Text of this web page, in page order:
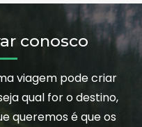
conosco
viagem pode criar
qual for o destino,
queremos é que os